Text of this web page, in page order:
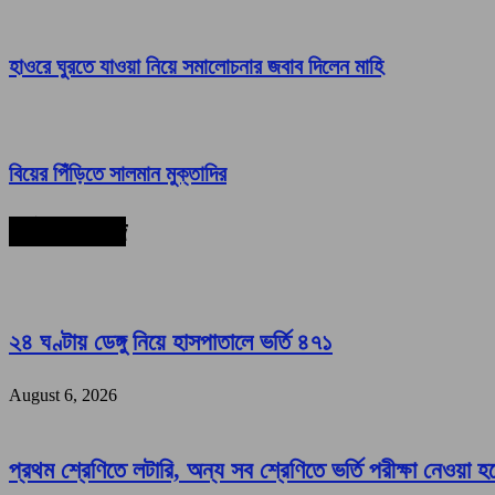
হাওরে ঘুরতে যাওয়া নিয়ে সমালোচনার জবাব দিলেন মাহি
বিয়ের পিঁড়িতে সালমান মুক্তাদির
২৪ ঘণ্টায় ডেঙ্গু নিয়ে হাসপাতালে ভর্তি ৪৭১
August 6, 2026
প্রথম শ্রেণিতে লটারি, অন্য সব শ্রেণিতে ভর্তি পরীক্ষা নেওয়া